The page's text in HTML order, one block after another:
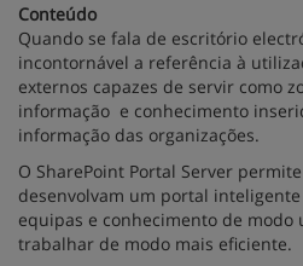
Conteúdo
Quando se fala de escritório
incontornável a referência à
externos capazes de servir como
informação e conhecimento
informação das organizações.
O SharePoint Portal Server
desenvolvam um portal
equipas e conhecimento de
trabalhar de modo mais eficiente.